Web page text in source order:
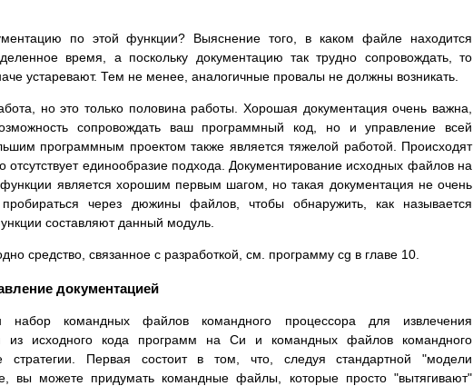
по этой функции? Выяснение того, в каком файле находится
время, а поскольку документацию так трудно сопровождать, то
устаревают. Тем не менее, аналогичные провалы не должны возникать.
но это только половина работы. Хорошая документация очень важна,
сопровождать ваш программный код, но и управление всей
программным проектом также является тяжелой работой. Происходят
единообразие подхода. Документирование исходных файлов на
является хорошим первым шагом, но такая документация не очень
через дюжины файлов, чтобы обнаружить, как называется
составляют данный модуль.
средство, связанное с разработкой, см. программу cg в главе 10.
документацией
набор командных файлов командного процессора для извлечения
из исходного кода программ на Си и командных файлов командного
стратегии. Первая состоит в том, что, следуя стандартной "модели
вы можете придумать командные файлы, которые просто "вытягивают"